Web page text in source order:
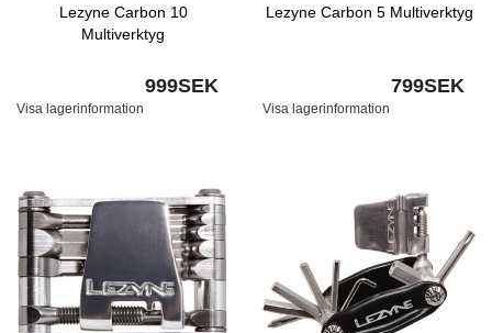
Lezyne Carbon 10
Multiverktyg
999SEK
Visa lagerinformation
Lezyne Carbon 5 Multiverktyg
799SEK
Visa lagerinformation